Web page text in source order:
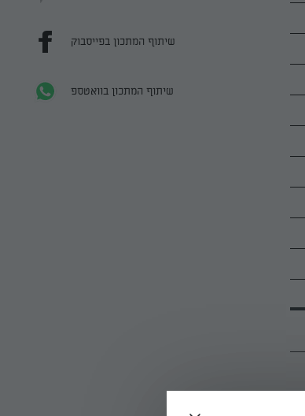
שיתוף המתכון בפייסבוק
שיתוף המתכון בוואטספ